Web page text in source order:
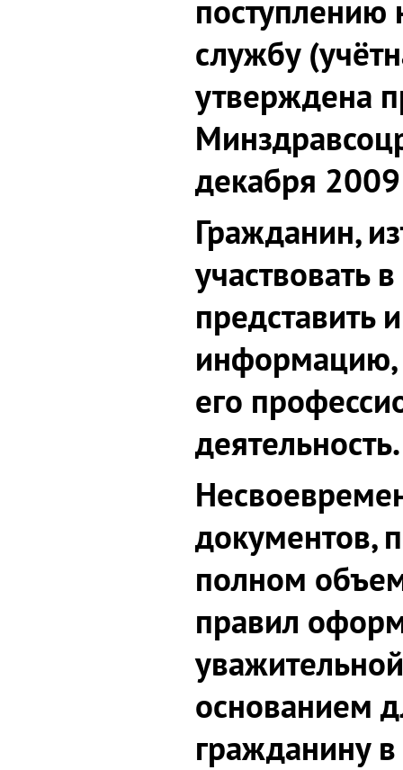
службу
утверждена
декабря
Гражданин,
участвовать
представить
информацию,
его
деятельность.
документов,
полном
правил
основанием
гражданину